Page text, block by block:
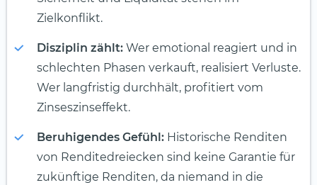
Zielkonflikt.
Disziplin zählt: Wer emotional reagiert und in
schlechten Phasen verkauft, realisiert Verluste.
Wer langfristig durchhält, profitiert vom
Zinseszinseffekt.
Beruhigendes Gefühl: Historische Renditen
von Renditedreiecken sind keine Garantie für
zukünftige Renditen, da niemand in die